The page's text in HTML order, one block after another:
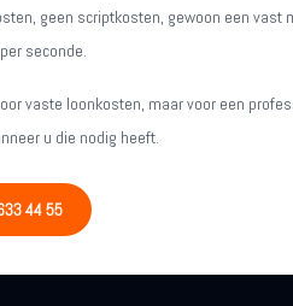
geen scriptkosten, gewoon een vast
seconde.
vaste loonkosten, maar voor een
u die nodig heeft.
44 55